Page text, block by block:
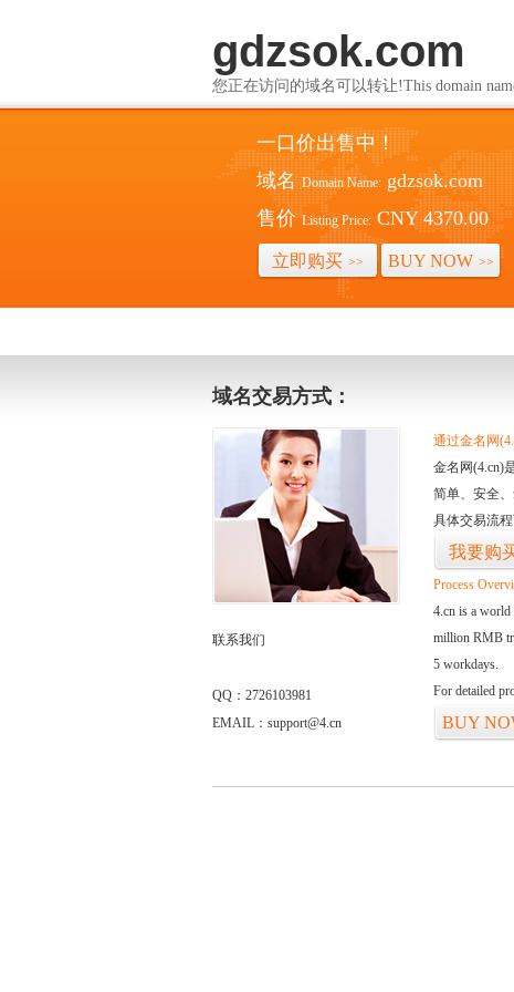
gdzsok.com
您正在访问的域名可以转让!This domain
一口价出售中！
域名 Domain Name: gdzsok.com
售价 Listing Price: CNY 4370.00
立即购买 >> BUY NOW >>
域名交易方式：
联系我们
QQ：2726103981
EMAIL：support@4.cn
通过金名网
金名网(4.cn)
简单、安全
具体交易流
我要购
Process
4.cn is a world
million RMB
5 workdays.
For detailed
BUY